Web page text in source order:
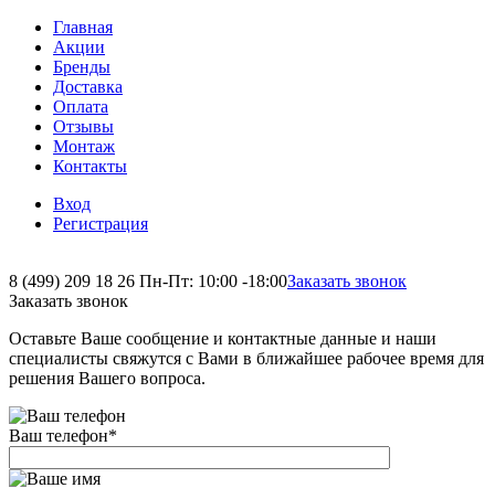
Главная
Акции
Бренды
Доставка
Оплата
Отзывы
Монтаж
Контакты
Вход
Регистрация
8 (499) 209 18 26 Пн-Пт: 10:00 -18:00Заказать звонок
Заказать звонок
Оставьте Ваше сообщение и контактные данные и наши
специалисты свяжутся с Вами в ближайшее рабочее время для
решения Вашего вопроса.
Ваш телефон*